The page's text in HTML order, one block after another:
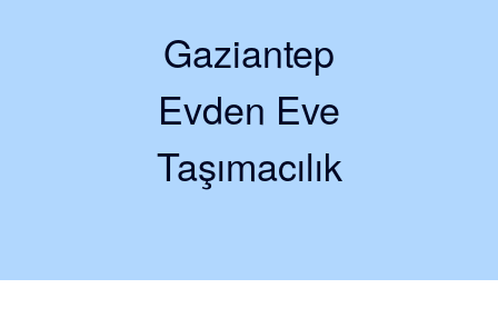
Gaziantep
Evden Eve
Taşımacılık